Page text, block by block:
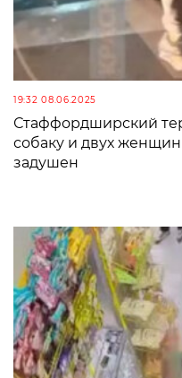
19:32 08.06.2025
Стаффордширский
собаку и двух
задушен